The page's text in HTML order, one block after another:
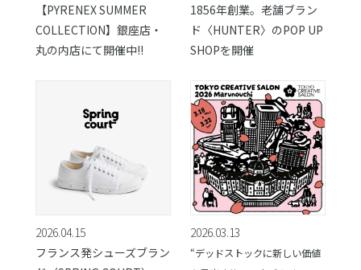
【PYRENEX SUMMER
COLLECTION】銀座店・
丸の内店にて開催中!!
1856年創業。老舗ブラン
ド〈HUNTER〉のPOP UP
SHOPを開催
2026.04.15
フランス発シューズブラン
2026.03.13
“デッドストックに新しい価値